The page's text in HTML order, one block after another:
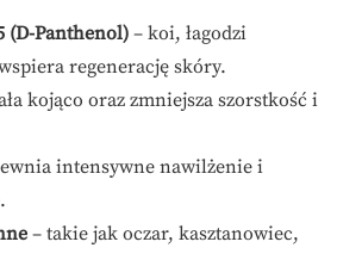
(D-Panthenol) – koi, łagodzi
regenerację skóry.
kojąco oraz zmniejsza szorstkość i
intensywne nawilżenie i
– takie jak oczar, kasztanowiec,